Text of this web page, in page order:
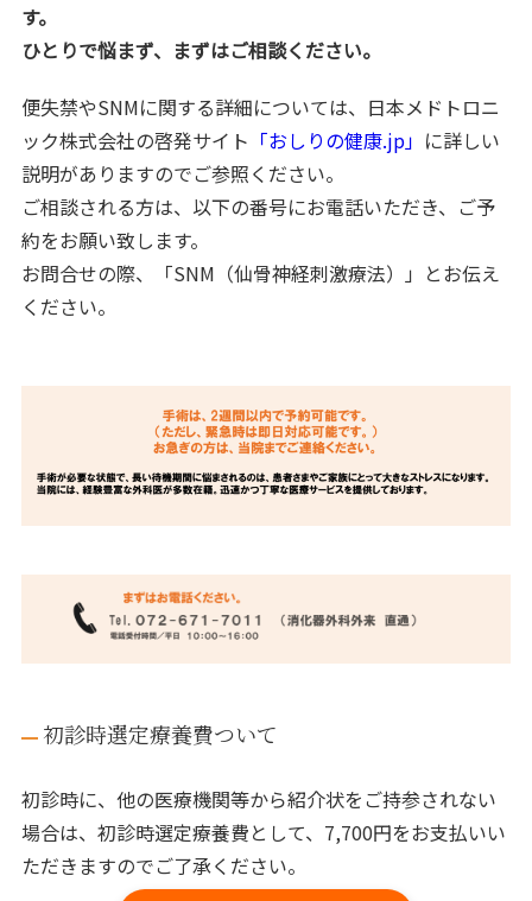
す。
ひとりで悩まず、まずはご相談ください。
便失禁やSNMに関する詳細については、日本メドトロニ
ック株式会社の啓発サイト 「おしりの健康.jp」 に詳しい
説明がありますのでご参照ください。
ご相談される方は、以下の番号にお電話いただき、ご予
約をお願い致します。
お問合せの際、「SNM（仙骨神経刺激療法）」とお伝え
ください。
初診時選定療養費ついて
初診時に、他の医療機関等から紹介状をご持参されない
場合は、初診時選定療養費として、7,700円をお支払いい
ただきますのでご了承ください。